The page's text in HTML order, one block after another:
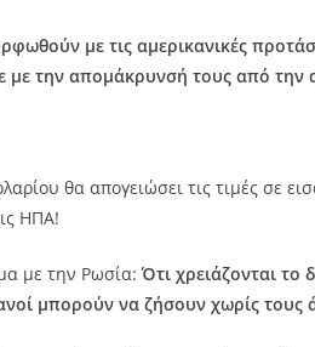
με τις αμερικανικές
με την απομάκρυνσή τους από την
θα απογειώσει τις τιμές σε
ΗΠΑ!
με την Ρωσία: Ότι χρειάζονται το
μπορούν να ζήσουν χωρίς τους